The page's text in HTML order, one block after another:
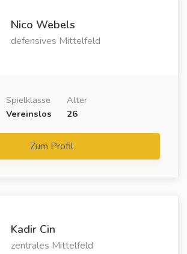
Nico Webels
defensives Mittelfeld
Spielklasse
Vereinslos
Alter
26
Zum Profil
Kadir Cin
zentrales Mittelfeld